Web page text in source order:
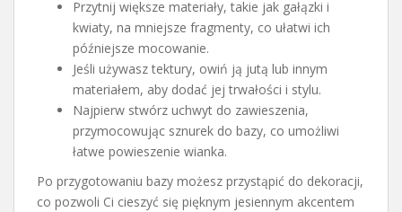
Przytnij większe materiały, takie jak gałązki i
kwiaty, na mniejsze fragmenty, co ułatwi ich
późniejsze mocowanie.
Jeśli używasz tektury, owiń ją jutą lub innym
materiałem, aby dodać jej trwałości i stylu.
Najpierw stwórz uchwyt do zawieszenia,
przymocowując sznurek do bazy, co umożliwi
łatwe powieszenie wianka.
Po przygotowaniu bazy możesz przystąpić do dekoracji,
co pozwoli Ci cieszyć się pięknym jesiennym akcentem